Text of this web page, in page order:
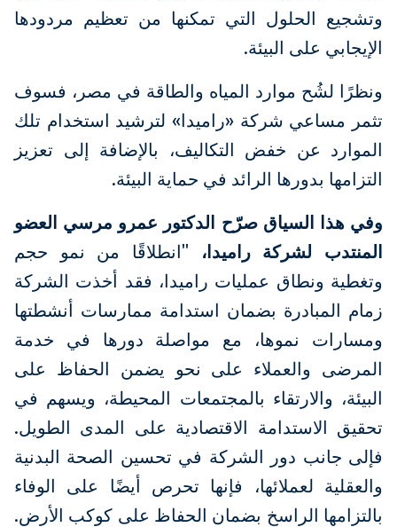
وتشجيع الحلول التي تمكنها من تعظيم مردودها
الإيجابي على البيئة.
ونظرًا لشُح موارد المياه والطاقة في مصر، فسوف
تثمر مساعي شركة «راميدا» لترشيد استخدام تلك
الموارد عن خفض التكاليف، بالإضافة إلى تعزيز
التزامها بدورها الرائد في حماية البيئة.
وفي هذا السياق صرّح الدكتور عمرو مرسي العضو
المنتدب لشركة راميدا، "انطلاقًا من نمو حجم
وتغطية ونطاق عمليات راميدا، فقد أخذت الشركة
زمام المبادرة بضمان استدامة ممارسات أنشطتها
ومسارات نموها، مع مواصلة دورها في خدمة
المرضى والعملاء على نحو يضمن الحفاظ على
البيئة، والارتقاء بالمجتمعات المحيطة، ويسهم في
تحقيق الاستدامة الاقتصادية على المدى الطويل.
فإلى جانب دور الشركة في تحسين الصحة البدنية
والعقلية لعملائها، فإنها تحرص أيضًا على الوفاء
بالتزامها الراسخ بضمان الحفاظ على كوكب الأرض.